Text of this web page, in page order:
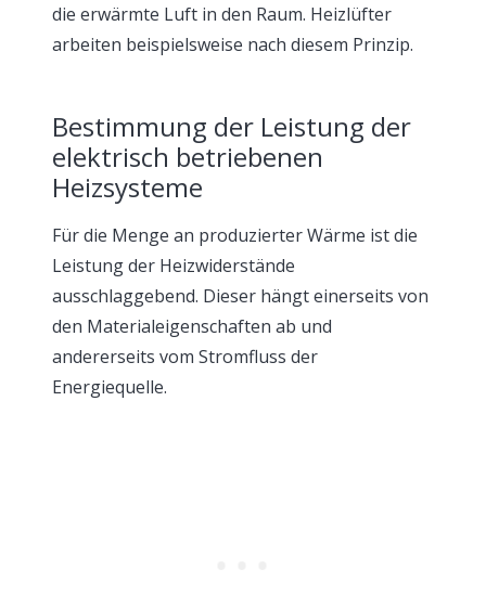
die erwärmte Luft in den Raum. Heizlüfter
arbeiten beispielsweise nach diesem Prinzip.
Bestimmung der Leistung der
elektrisch betriebenen
Heizsysteme
Für die Menge an produzierter Wärme ist die
Leistung der Heizwiderstände
ausschlaggebend. Dieser hängt einerseits von
den Materialeigenschaften ab und
andererseits vom Stromfluss der
Energiequelle.